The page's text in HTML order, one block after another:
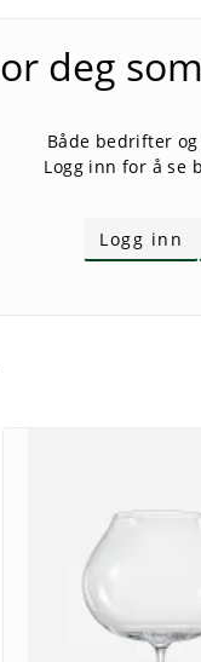
deg
Både bedrifter
Logg inn for å se
Logg inn